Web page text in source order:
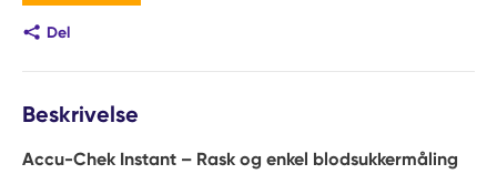
Del
Beskrivelse
Accu-Chek Instant – Rask og enkel blodsukkermåling